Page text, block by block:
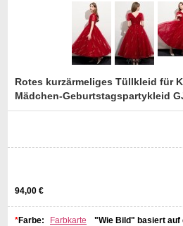
Rotes kurzärmeliges Tüllkleid für
Mädchen-Geburtstagspartykleid
94,00 €
*Farbe: Farbkarte
"Wie Bild" basiert auf